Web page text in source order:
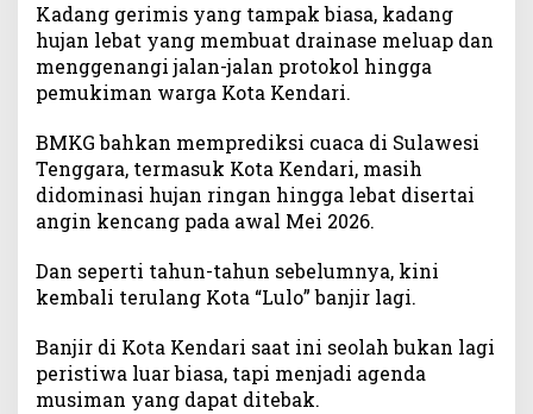
Kadang gerimis yang tampak biasa, kadang
hujan lebat yang membuat drainase meluap dan
menggenangi jalan-jalan protokol hingga
pemukiman warga Kota Kendari.
BMKG bahkan memprediksi cuaca di Sulawesi
Tenggara, termasuk Kota Kendari, masih
didominasi hujan ringan hingga lebat disertai
angin kencang pada awal Mei 2026.
Dan seperti tahun-tahun sebelumnya, kini
kembali terulang Kota “Lulo” banjir lagi.
Banjir di Kota Kendari saat ini seolah bukan lagi
peristiwa luar biasa, tapi menjadi agenda
musiman yang dapat ditebak.